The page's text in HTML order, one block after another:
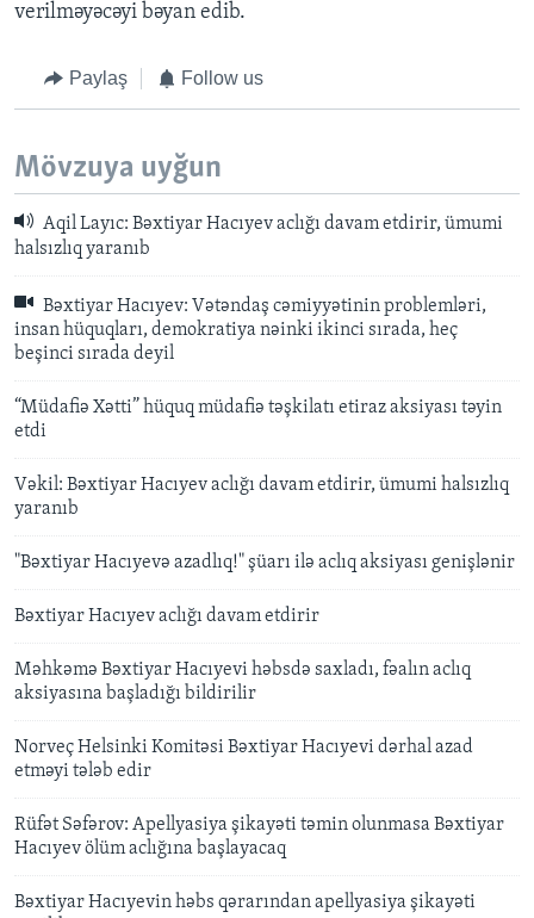
verilməyəcəyi bəyan edib.
Paylaş Follow us
Mövzuya uyğun
Aqil Layıc: Bəxtiyar Hacıyev aclığı davam etdirir, ümumi
halsızlıq yaranıb
Bəxtiyar Hacıyev: Vətəndaş cəmiyyətinin problemləri,
insan hüquqları, demokratiya nəinki ikinci sırada, heç
beşinci sırada deyil
“Müdafiə Xətti” hüquq müdafiə təşkilatı etiraz aksiyası təyin
etdi
Vəkil: Bəxtiyar Hacıyev aclığı davam etdirir, ümumi halsızlıq
yaranıb
"Bəxtiyar Hacıyevə azadlıq!" şüarı ilə aclıq aksiyası genişlənir
Bəxtiyar Hacıyev aclığı davam etdirir
Məhkəmə Bəxtiyar Hacıyevi həbsdə saxladı, fəalın aclıq
aksiyasına başladığı bildirilir
Norveç Helsinki Komitəsi Bəxtiyar Hacıyevi dərhal azad
etməyi tələb edir
Rüfət Səfərov: Apellyasiya şikayəti təmin olunmasa Bəxtiyar
Hacıyev ölüm aclığına başlayacaq
Bəxtiyar Hacıyevin həbs qərarından apellyasiya şikayəti